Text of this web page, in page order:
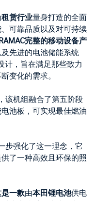
租赁行业量身打造的全面
可靠品质以及对可持续
完整的移动设备产
先进的电池储能系统
计，旨在满足那些致力
变化的需求。
该机组融合了第五阶段
池板，可实现最佳燃油
步强化了这一理念，它
了一种高效且环保的照
一款由本田锂电池供电